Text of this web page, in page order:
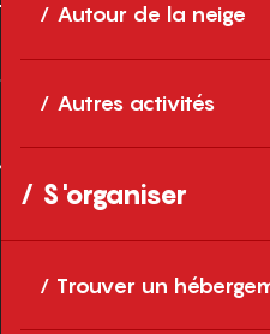
Autour de la neige
Autres activités
S'organiser
Trouver un
Europe